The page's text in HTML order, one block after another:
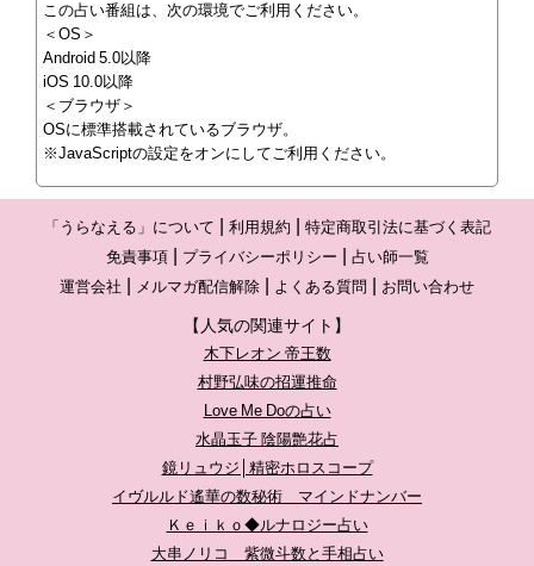
この占い番組は、次の環境でご利用ください。
＜OS＞
Android 5.0以降
iOS 10.0以降
＜ブラウザ＞
OSに標準搭載されているブラウザ。
※JavaScriptの設定をオンにしてご利用ください。
「うらなえる」について 利用規約
特定商取引法に基づく表記
免責事項
プライバシーポリシー
占い師一覧
運営会社
メルマガ配信解除 よくある質問 お問い合わせ
【人気の関連サイト】
木下レオン 帝王数
村野弘味の招運推命
Love Me Doの占い
水晶玉子 陰陽艶花占
鏡リュウジ│精密ホロスコープ
イヴルルド遙華の数秘術 マインドナンバー
Ｋｅｉｋｏ◆ルナロジー占い
大串ノリコ 紫微斗数と手相占い